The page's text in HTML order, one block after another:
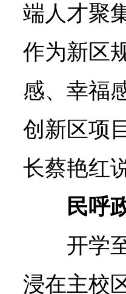
端人才聚
作为新区
感、幸福
创新区项
长蔡艳红
民呼
开学
浸在主校